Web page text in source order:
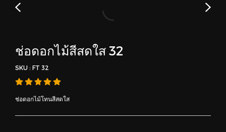
ช่อดอกไม้สีสดใส 32
SKU : FT 32
ช่อดอกไม้โทนสีสดใส